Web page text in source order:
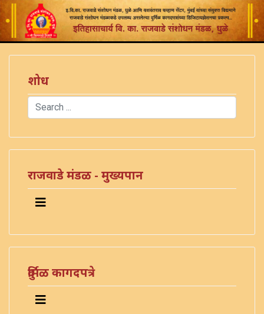
शोध
Search
राजवाडे मंडळ - मुख्यपान
दुर्मिळ कागदपत्रे